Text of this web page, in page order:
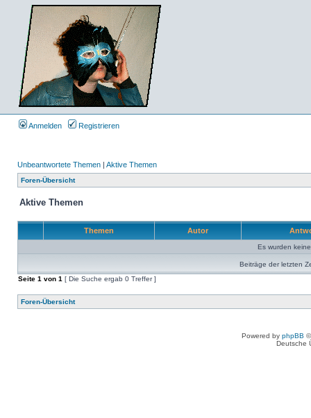
Anmelden Registrieren
Unbeantwortete Themen | Aktive Themen
Foren-Übersicht
Aktive Themen
Themen Autor
Es wurden
Beiträge der letzten
Seite 1 von 1 [ Die Suche ergab 0 Treffer ]
Foren-Übersicht
Powered by phpBB
Deutsche